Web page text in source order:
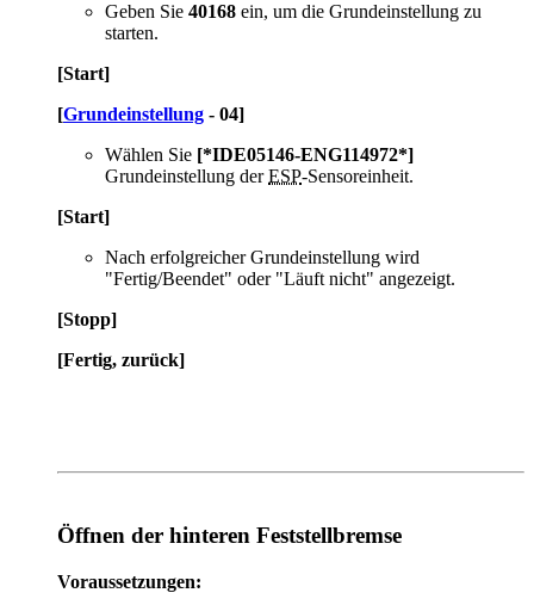
Geben Sie 40168 ein, um die Grundeinstellung zu
starten.
[Start]
[Grundeinstellung - 04]
Wählen Sie [*IDE05146-ENG114972*]
Grundeinstellung derESP-Sensoreinheit.
[Start]
Nach erfolgreicher Grundeinstellung wird
"Fertig/Beendet" oder "Läuft nicht" angezeigt.
[Stopp]
[Fertig, zurück]
Öffnen der hinteren Feststellbremse
Voraussetzungen: